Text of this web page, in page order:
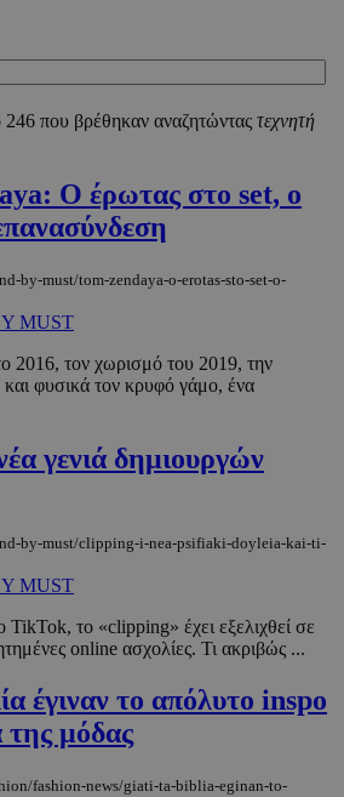
που βρέθηκαν αναζητώντας τεχνητή
Ο έρωτας στο set, ο
by-must/tom-zendaya-o-erotas-sto-set-o-
MUST
2016, τον χωρισμό του 2019, την
φυσικά τον κρυφό γάμο, ένα
γενιά δημιουργών
by-must/clipping-i-nea-psifiaki-doyleia-kai-ti-
MUST
TikTok, το «clipping» έχει εξελιχθεί σε
online ασχολίες. Τι ακριβώς ...
έγιναν το απόλυτο inspo
της μόδας
fashion-news/giati-ta-biblia-eginan-to-